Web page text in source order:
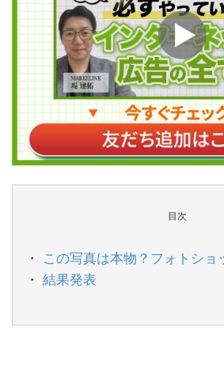
目次
この写真は本物？フォトショ
結果発表